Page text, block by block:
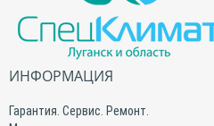
ИНФОРМАЦИЯ
Гарантия. Сервис. Ремонт.